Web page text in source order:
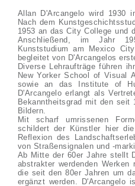
Allan D'Arcangelo wird 1930
Nach dem
1953 an das City College und
Anschließend, im Jahr
Kunststudium am Mexico
begleitet von D'Arcangelos
Diverse Lehraufträge führen
New Yorker School of Visual
sowie an das Institute of
D'Arcangelo erlangt als
Bekanntheitsgrad mit den seit
Bildern.
Mit scharf umrissenen
schildert der Künstler hier
Reflexion des
von Straßensignalen und -
Ab Mitte der 60er Jahre stellt
abstrakter werdenden Werken
die seit den 80er Jahren um
ergänzt werden. D'Arcangelo